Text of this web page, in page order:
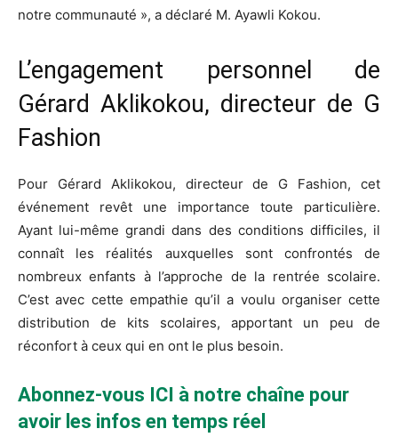
notre communauté », a déclaré M. Ayawli Kokou.
L’engagement personnel de
Gérard Aklikokou, directeur de G
Fashion
Pour Gérard Aklikokou, directeur de G Fashion, cet
événement revêt une importance toute particulière.
Ayant lui-même grandi dans des conditions difficiles, il
connaît les réalités auxquelles sont confrontés de
nombreux enfants à l’approche de la rentrée scolaire.
C’est avec cette empathie qu’il a voulu organiser cette
distribution de kits scolaires, apportant un peu de
réconfort à ceux qui en ont le plus besoin.
Abonnez-vous ICI à notre chaîne pour
avoir les infos en temps réel